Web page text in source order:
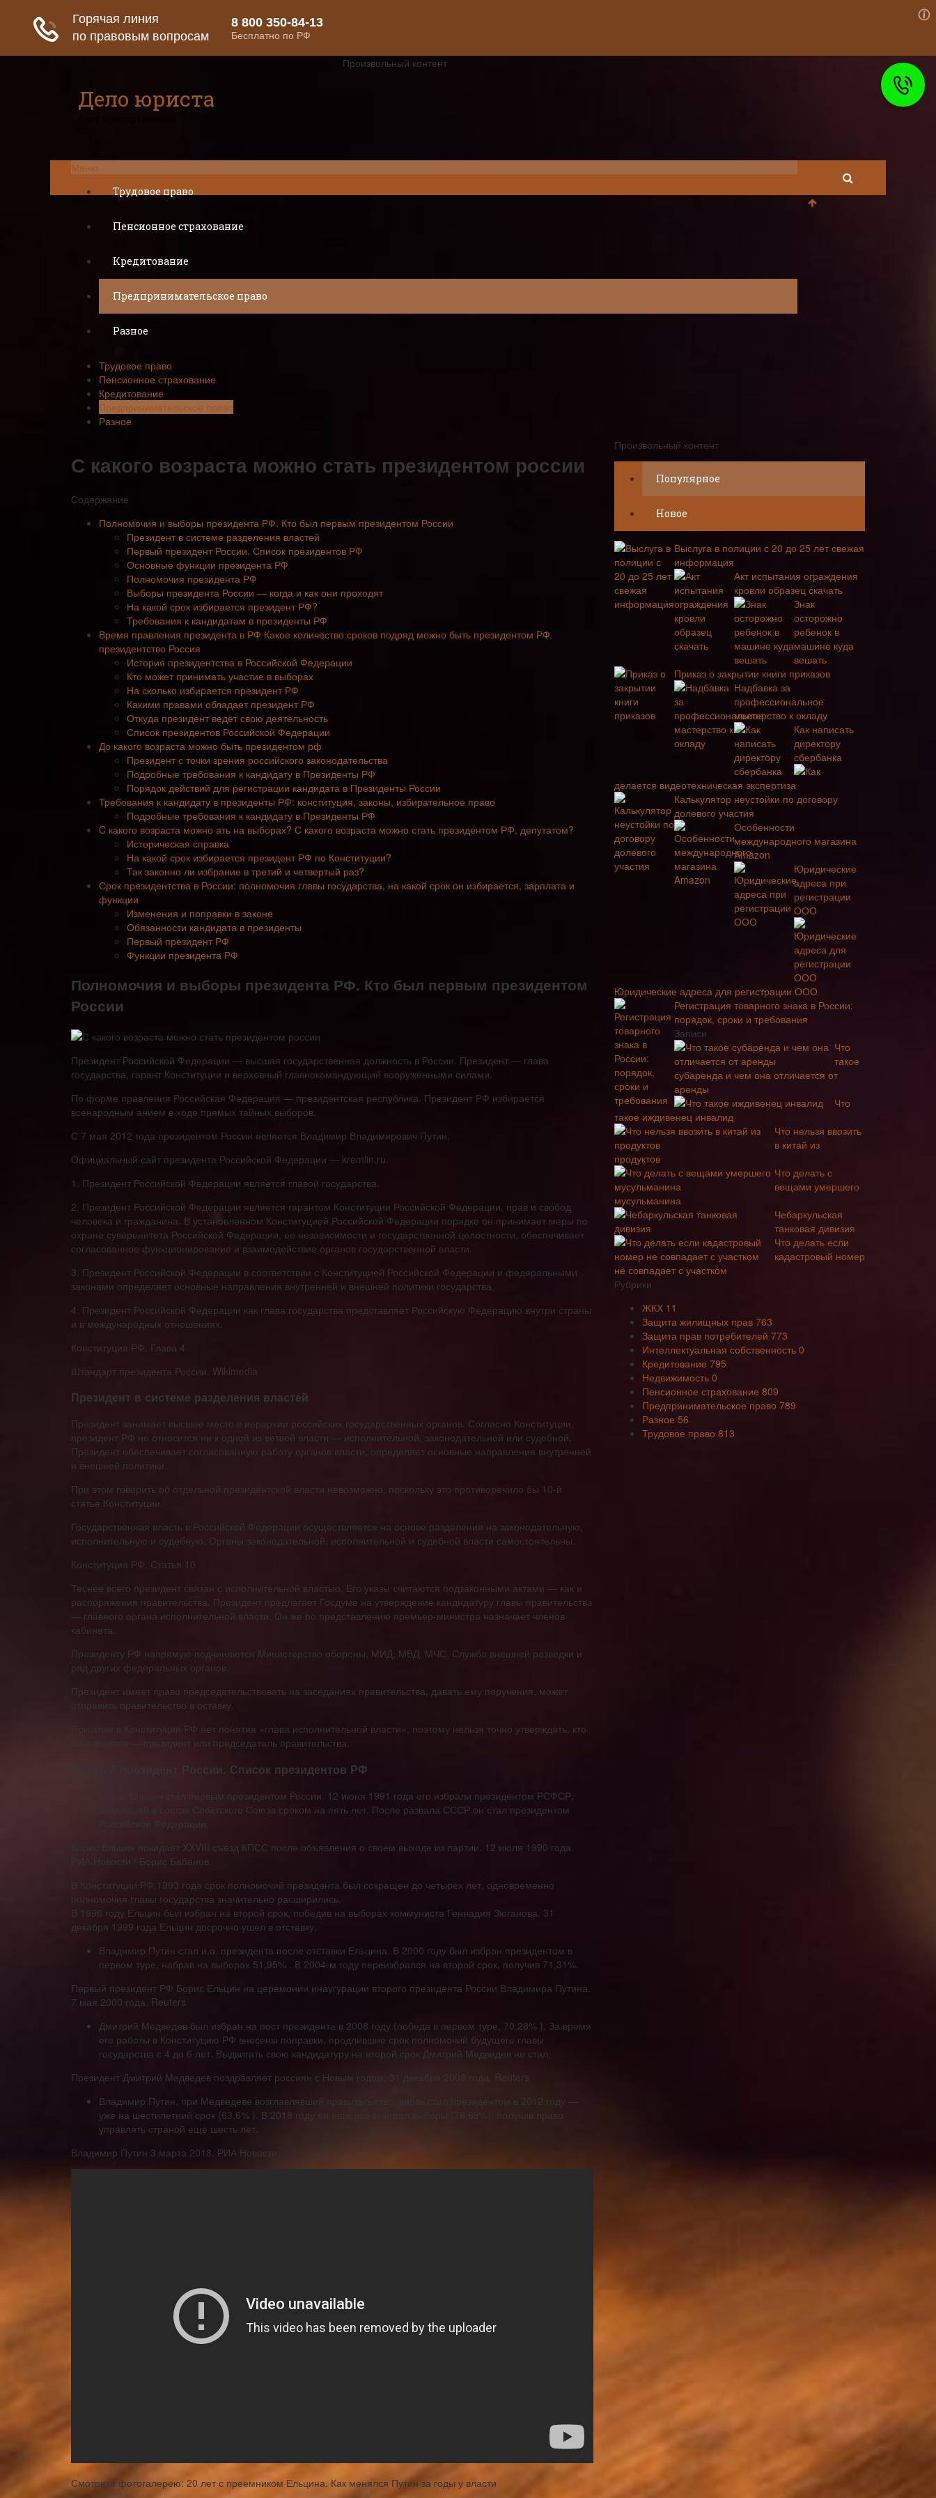
Дело юриста
Произвольный контент
Меню
Трудовое право
Пенсионное страхование
Кредитование
Предпринимательское право
Разное
Трудовое право
Пенсионное страхование
Кредитование
Предпринимательское право
Разное
С какого возраста можно стать президентом россии
Содержание
Полномочия и выборы президента РФ. Кто был первым президентом России
Президент в системе разделения властей
Первый президент России. Список президентов РФ
Основные функции президента РФ
Полномочия президента РФ
Выборы президента России — когда и как они проходят
На какой срок избирается президент РФ?
Требования к кандидатам в президенты РФ
Время правления президента в РФ Какое количество сроков подряд можно быть президентом РФ
президентство Россия
История президентства в Российской Федерации
Кто может принимать участие в выборах
На сколько избирается президент РФ
Какими правами обладает президент РФ
Откуда президент ведёт свою деятельность
Список президентов Российской Федерации
До какого возраста можно быть президентом рф
Президент с точки зрения российского законодательства
Подробные требования к кандидату в Президенты РФ
Порядок действий для регистрации кандидата в Президенты России
Требования к кандидату в президенты РФ: конституция, законы, избирательное право
Подробные требования к кандидату в Президенты РФ
C какого возраста можно ать на выборах? С какого возраста можно стать президентом РФ, депутатом?
Историческая справка
На какой срок избирается президент РФ по Конституции?
Так законно ли избрание в третий и четвертый раз?
Срок президентства в России: полномочия главы государства, на какой срок он избирается, зарплата и
функции
Изменения и поправки в законе
Обязанности кандидата в президенты
Первый президент РФ
Функции президента РФ
Полномочия и выборы президента РФ. Кто был первым президентом
России
Президент Российской Федерации — высшая государственная должность в России. Президент — глава
государства, гарант Конституции и верховный главнокомандующий вооруженными силами.
По форме правления Российская Федерация — президентская республика. Президент РФ избирается
всенародным анием в ходе прямых тайных выборов.
С 7 мая 2012 года президентом России является Владимир Владимирович Путин.
Официальный сайт президента Российской Федерации — kremlin.ru.
1. Президент Российской Федерации является главой государства.
2. Президент Российской Федерации является гарантом Конституции Российской Федерации, прав и свобод
человека и гражданина. В установленном Конституцией Российской Федерации порядке он принимает меры по
охране суверенитета Российской Федерации, ее независимости и государственной целостности, обеспечивает
согласованное функционирование и взаимодействие органов государственной власти.
3. Президент Российской Федерации в соответствии с Конституцией Российской Федерации и федеральными
законами определяет основные направления внутренней и внешней политики государства.
4. Президент Российской Федерации как глава государства представляет Российскую Федерацию внутри страны
и в международных отношениях.
Конституция РФ. Глава 4
Штандарт президента России. Wikimedia
Президент в системе разделения властей
Президент занимает высшее место в иерархии российских государственных органов. Согласно Конституции,
президент РФ не относится ни к одной из ветвей власти — исполнительной, законодательной или судебной.
Президент обеспечивает согласованную работу органов власти, определяет основные направления внутренней
и внешней политики.
При этом говорить об отдельной президентской власти невозможно, поскольку это противоречило бы 10-й
статье Конституции.
Государственная власть в Российской Федерации осуществляется на основе разделения на законодательную,
исполнительную и судебную. Органы законодательной, исполнительной и судебной власти самостоятельны.
Конституция РФ. Статья 10
Теснее всего президент связан с исполнительной властью. Его указы считаются подзаконными актами — как и
распоряжения правительства. Президент предлагает Госдуме на утверждение кандидатуру главы правительства
— главного органа исполнительной власти. Он же по представлению премьер-министра назначает членов
кабинета.
Президенту РФ напрямую подчиняются Министерство обороны, МИД, МВД, МЧС, Служба внешней разведки и
ряд других федеральных органов.
Президент имеет право председательствовать на заседаниях правительства, давать ему поручения, может
отправить правительство в оставку.
При этом в Конституции РФ нет понятия «глава исполнительной власти», поэтому нельзя точно утверждать, кто
им является — президент или председатель правительства.
Первый президент России. Список президентов РФ
Борис Ельцин стал первым президентом России. 12 июня 1991 года его избрали президентом РСФСР,
входившей в состав Советского Союза сроком на пять лет. После развала СССР он стал президентом
Российской Федерации.
Борис Ельцин покидает XXVIII съезд КПСС после объявления о своем выходе из партии. 12 июля 1990 года.
РИА Новости / Борис Бабанов
В Конституции РФ 1993 года срок полномочий президента был сокращен до четырех лет, одновременно
полномочия главы государства значительно расширились.
В 1996 году Ельцин был избран на второй срок, победив на выборах коммуниста Геннадия Зюганова. 31
декабря 1999 года Ельцин досрочно ушел в отставку.
Владимир Путин стал и.о. президента после отставки Ельцина. В 2000 году был избран президентом в
первом туре, набрав на выборах 51,95% . В 2004-м году переизбрался на второй срок, получив 71,31%.
Первый президент РФ Борис Ельцин на церемонии инаугурации второго президента России Владимира Путина.
7 мая 2000 года. Reuters
Дмитрий Медведев был избран на пост президента в 2008 году (победа в первом туре, 70,28% ). За время
его работы в Конституцию РФ внесены поправки, продлившие срок полномочий будущего главы
государства с 4 до 6 лет. Выдвигать свою кандидатуру на второй срок Дмитрий Медведев не стал.
Президент Дмитрий Медведев поздравляет россиян с Новым годом. 31 декабря 2008 года. Reuters
Владимир Путин, при Медведеве возглавлявший правительство, вновь стал президентом в 2012 году —
уже на шестилетний срок (63,6% ). В 2018 году он еще раз выиграл выборы (76,69%), получив право
управлять страной еще шесть лет.
Владимир Путин 3 марта 2018. РИА Новости
Смотрите фотогалерею: 20 лет с преемником Ельцина. Как менялся Путин за годы у власти
Произвольный контент
Популярное
Новое
Выслуга в полиции с 20 до 25 лет свежая
информация
Акт испытания ограждения
кровли образец скачать
Знак
осторожно
ребенок в
машине куда
вешать
Приказ о закрытии книги приказов
Надбавка за
профессиональное
мастерство к окладу
Как написать
директору
сбербанка
Как
делается видеотехническая экспертиза
Калькулятор неустойки по договору
долевого участия
Особенности
международного магазина
Amazon
Юридические
адреса при
регистрации
ООО
Юридические адреса для регистрации ООО
Регистрация товарного знака в России:
порядок, сроки и требования
Записи
Что
такое
субаренда и чем она отличается от
аренды
Что
такое иждивенец инвалид
Что нельзя ввозить
в китай из
продуктов
Что делать с
вещами умершего
мусульманина
Чебаркульская
танковая дивизия
Что делать если
кадастровый номер
не совпадает с участком
Рубрики
ЖКХ 11
Защита жилищных прав 763
Защита прав потребителей 773
Интеллектуальная собственность 0
Кредитование 795
Недвижимость 0
Пенсионное страхование 809
Предпринимательское право 789
Разное 56
Трудовое право 813